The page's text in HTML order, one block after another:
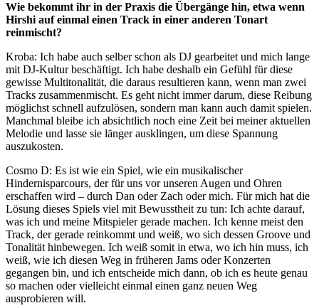
Wie bekommt ihr in der Praxis die Übergänge hin, etwa wenn
Hirshi auf einmal einen Track in einer anderen Tonart
reinmischt?
Kroba: Ich habe auch selber schon als DJ gearbeitet und mich lange
mit DJ-Kultur beschäftigt. Ich habe deshalb ein Gefühl für diese
gewisse Multitonalität, die daraus resultieren kann, wenn man zwei
Tracks zusammenmischt. Es geht nicht immer darum, diese Reibung
möglichst schnell aufzulösen, sondern man kann auch damit spielen.
Manchmal bleibe ich absichtlich noch eine Zeit bei meiner aktuellen
Melodie und lasse sie länger ausklingen, um diese Spannung
auszukosten.
Cosmo D: Es ist wie ein Spiel, wie ein musikalischer
Hindernisparcours, der für uns vor unseren Augen und Ohren
erschaffen wird – durch Dan oder Zach oder mich. Für mich hat die
Lösung dieses Spiels viel mit Bewusstheit zu tun: Ich achte darauf,
was ich und meine Mitspieler gerade machen. Ich kenne meist den
Track, der gerade reinkommt und weiß, wo sich dessen Groove und
Tonalität hinbewegen. Ich weiß somit in etwa, wo ich hin muss, ich
weiß, wie ich diesen Weg in früheren Jams oder Konzerten
gegangen bin, und ich entscheide mich dann, ob ich es heute genau
so machen oder vielleicht einmal einen ganz neuen Weg
ausprobieren will.